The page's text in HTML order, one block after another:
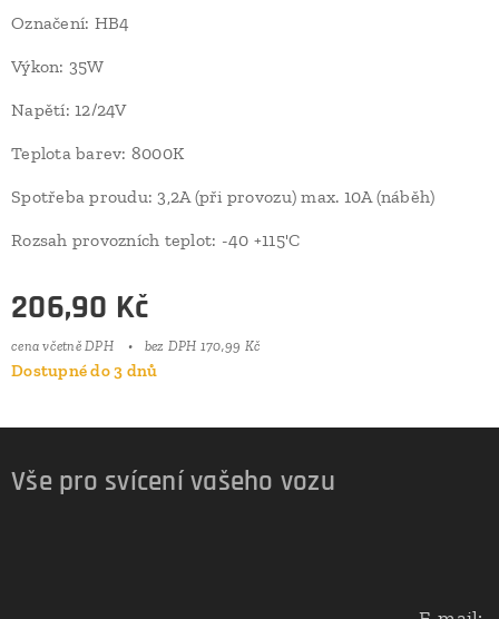
Označení: HB4
Výkon: 35W
Napětí: 12/24V
Teplota barev: 8000K
Spotřeba proudu: 3,2A (při provozu) max. 10A (náběh)
Rozsah provozních teplot: -40 +115'C
206,90 Kč
cena včetně DPH bez DPH 170,99 Kč
Dostupné do 3 dnů
Vše pro svícení vašeho vozu